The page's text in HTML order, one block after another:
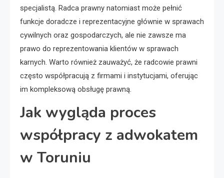
specjalistą. Radca prawny natomiast może pełnić
funkcje doradcze i reprezentacyjne głównie w sprawach
cywilnych oraz gospodarczych, ale nie zawsze ma
prawo do reprezentowania klientów w sprawach
karnych. Warto również zauważyć, że radcowie prawni
często współpracują z firmami i instytucjami, oferując
im kompleksową obsługę prawną.
Jak wygląda proces
współpracy z adwokatem
w Toruniu